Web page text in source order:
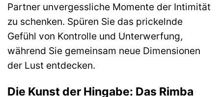
Partner unvergessliche Momente der Intimität
zu schenken. Spüren Sie das prickelnde
Gefühl von Kontrolle und Unterwerfung,
während Sie gemeinsam neue Dimensionen
der Lust entdecken.
Die Kunst der Hingabe: Das Rimba